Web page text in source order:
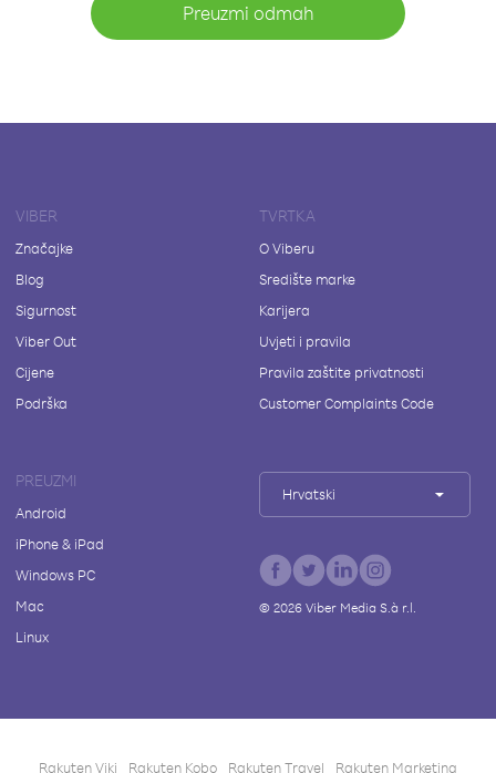
Preuzmi odmah
VIBER
Značajke
Blog
Sigurnost
Viber Out
Cijene
Podrška
TVRTKA
O Viberu
Središte marke
Karijera
Uvjeti i pravila
Pravila zaštite privatnosti
Customer Complaints Code
PREUZMI
Android
iPhone & iPad
Windows PC
Mac
Linux
Hrvatski
© 2026Viber Media S.à r.l.
Rakuten Viki Rakuten Kobo Rakuten Travel Rakuten Marketing